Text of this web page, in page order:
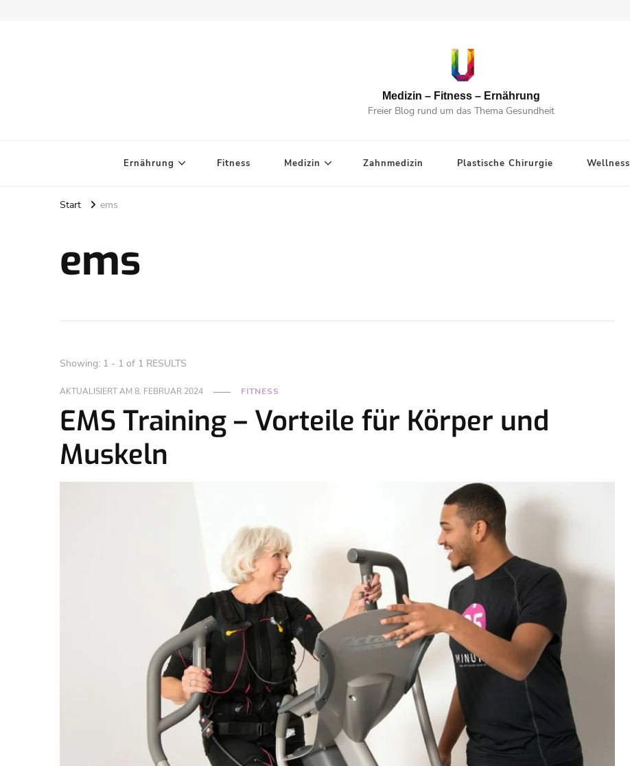
Medizin – Fitness – Ernährung
Freier Blog rund um das Thema Gesundheit
Ernährung Fitness Medizin Zahnmedizin Plastische Chirurgie Wellness
Start ems
ems
Showing: 1 - 1 of 1 RESULTS
AKTUALISIERT AM8. FEBRUAR 2024 FITNESS
EMS Training – Vorteile für Körper und
Muskeln